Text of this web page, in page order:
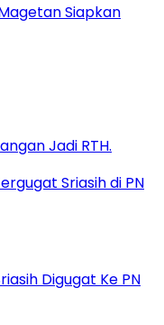
Siapkan
Jadi RTH.
Digugat Ke PN